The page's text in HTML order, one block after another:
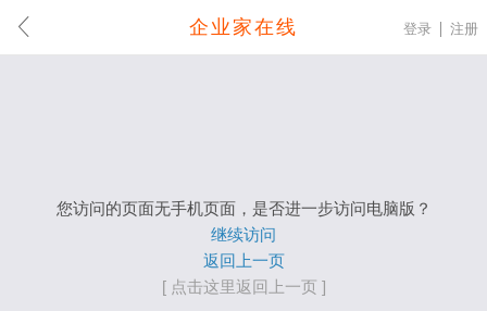
企业家在线 登录 注册
您访问的页面无手机页面，是否进一步访问电脑版？
继续访问
返回上一页
[ 点击这里返回上一页 ]